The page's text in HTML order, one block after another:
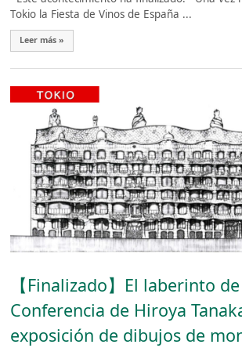
Tokio la Fiesta de Vinos de España ...
Leer más »
【Finalizado】El laberinto
Conferencia de Hiroya
exposición de dibujos de